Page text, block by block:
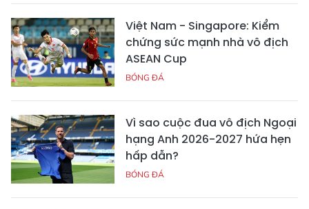
Việt Nam - Singapore: Kiểm
chứng sức mạnh nhà vô địch
ASEAN Cup
BÓNG ĐÁ
Vì sao cuộc đua vô địch Ngoại
hạng Anh 2026-2027 hứa hẹn
hấp dẫn?
BÓNG ĐÁ